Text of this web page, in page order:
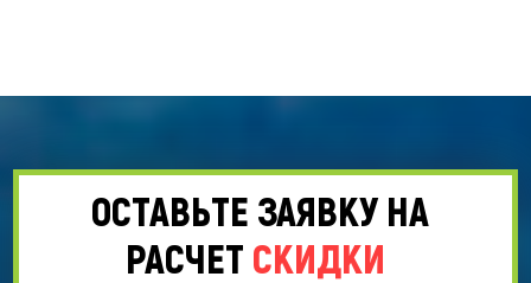
ОСТАВЬТЕ ЗАЯВКУ НА
РАСЧЕТ СКИДКИ